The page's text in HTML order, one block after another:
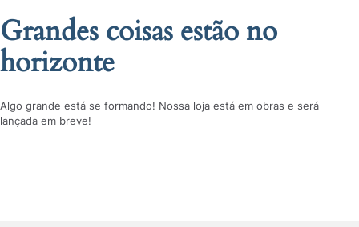
Grandes coisas estão no
horizonte
Algo grande está se formando! Nossa loja está em obras e será
lançada em breve!